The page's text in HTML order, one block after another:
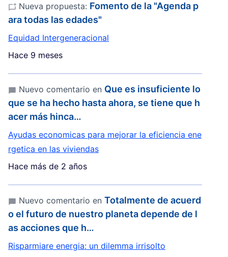
Hace 9 meses
Nueva propuesta: Fomento de la "Agenda p
ara todas las edades"
Equidad Intergeneracional
Hace más de 2 años
Nuevo comentario en Que es insuficiente lo
que se ha hecho hasta ahora, se tiene que h
acer más hinca…
Ayudas economicas para mejorar la eficiencia ene
rgetica en las viviendas
Nuevo comentario en Totalmente de acuerd
o el futuro de nuestro planeta depende de l
as acciones que h…
Risparmiare energia: un dilemma irrisolto